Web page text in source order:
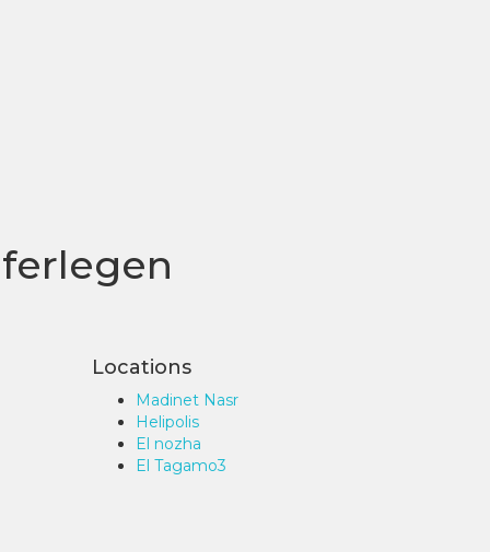
Locations
Madinet Nasr
Helipolis
El nozha
El Tagamo3